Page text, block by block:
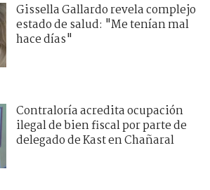
Gissella Gallardo revela complejo
estado de salud: "Me tenían mal
hace días"
Contraloría acredita ocupación
ilegal de bien fiscal por parte de
delegado de Kast en Chañaral